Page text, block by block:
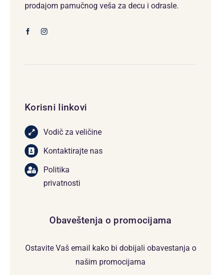
prodajom pamučnog veša za decu i odrasle.
Korisni linkovi
Vodič za veličine
Kontaktirajte nas
Politika
privatnosti
Obaveštenja o promocijama
Ostavite Vaš email kako bi dobijali obavestanja o
našim promocijama